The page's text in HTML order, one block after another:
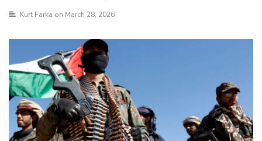
Kurt Farka on March 28, 2026